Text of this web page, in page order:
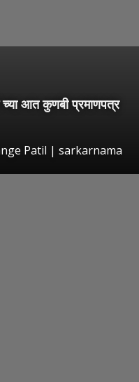
च्या आत कुणबी प्रमाणपत्र
Patil | sarkarnama